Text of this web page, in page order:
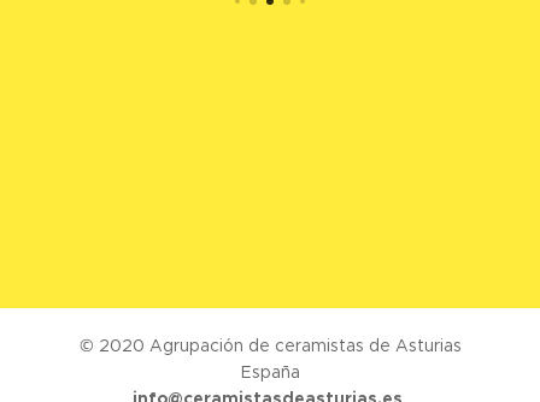
© 2020 Agrupación de ceramistas de Asturias
España